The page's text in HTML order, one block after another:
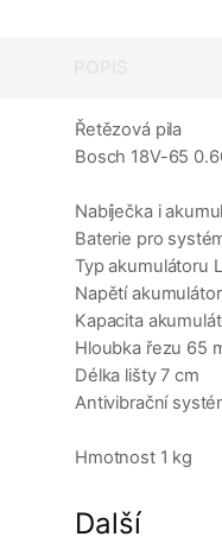
Řetězová pila
Bosch 18V-65
Nabíječka i
Baterie pro
Typ akumulátoru
Napětí
Kapacita
Hloubka řezu 65
Délka lišty 7 cm
Antivibrační
Hmotnost 1 kg
Další